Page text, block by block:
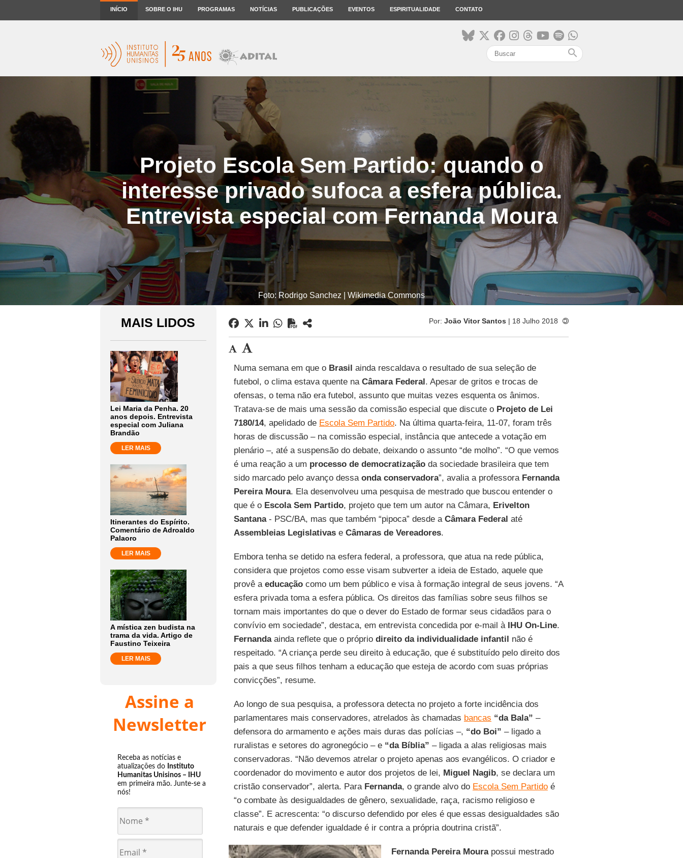
INÍCIO SOBRE O IHU PROGRAMAS NOTÍCIAS PUBLICAÇÕES EVENTOS ESPIRITUALIDADE CONTATO
search
Projeto Escola Sem Partido: quando o
interesse privado sufoca a esfera pública.
Entrevista especial com Fernanda Moura
Foto: Rodrigo Sanchez | Wikimedia Commons
MAIS LIDOS
Lei Maria da Penha. 20
anos depois. Entrevista
especial com Juliana
Brandão
LER MAIS
Itinerantes do Espírito.
Comentário de Adroaldo
Palaoro
LER MAIS
A mística zen budista na
trama da vida. Artigo de
Faustino Teixeira
LER MAIS
Assine a
Newsletter
Receba as notícias e
atualizações do Instituto
Humanitas Unisinos – IHU
em primeira mão. Junte-se a
nós!
Por: João Vitor Santos | 18 Julho 2018
Numa semana em que o Brasil ainda rescaldava o resultado de sua seleção de
futebol, o clima estava quente na Câmara Federal. Apesar de gritos e trocas de
ofensas, o tema não era futebol, assunto que muitas vezes esquenta os ânimos.
Tratava-se de mais uma sessão da comissão especial que discute o Projeto de Lei
7180/14, apelidado de Escola Sem Partido. Na última quarta-feira, 11-07, foram três
horas de discussão – na comissão especial, instância que antecede a votação em
plenário –, até a suspensão do debate, deixando o assunto “de molho”. “O que vemos
é uma reação a um processo de democratizaçãoda sociedade brasileira que tem
sido marcado pelo avanço dessa onda conservadora”, avalia a professora Fernanda
Pereira Moura. Ela desenvolveu uma pesquisa de mestrado que buscou entender o
que é o Escola Sem Partido, projeto que tem um autor na Câmara, Erivelton
Santana- PSC/BA, mas que também “pipoca” desde a Câmara Federal até
Assembleias Legislativase Câmaras de Vereadores.
Embora tenha se detido na esfera federal, a professora, que atua na rede pública,
considera que projetos como esse visam subverter a ideia de Estado, aquele que
provê a educaçãocomo um bem público e visa à formação integral de seus jovens. “A
esfera privada toma a esfera pública. Os direitos das famílias sobre seus filhos se
tornam mais importantes do que o dever do Estado de formar seus cidadãos para o
convívio em sociedade”, destaca, em entrevista concedida por e-mail à IHU On-Line.
Fernandaainda reflete que o próprio direito da individualidade infantil não é
respeitado. “A criança perde seu direito à educação, que é substituído pelo direito dos
pais a que seus filhos tenham a educação que esteja de acordo com suas próprias
convicções”, resume.
Ao longo de sua pesquisa, a professora detecta no projeto a forte incidência dos
parlamentares mais conservadores, atrelados às chamadas bancas “da Bala” –
defensora do armamento e ações mais duras das polícias –, “do Boi” – ligado a
ruralistas e setores do agronegócio – e “da Bíblia” – ligada a alas religiosas mais
conservadoras. “Não devemos atrelar o projeto apenas aos evangélicos. O criador e
coordenador do movimento e autor dos projetos de lei, Miguel Nagib, se declara um
cristão conservador”, alerta. Para Fernanda, o grande alvo do Escola Sem Partidoé
“o combate às desigualdades de gênero, sexualidade, raça, racismo religioso e
classe”. E acrescenta: “o discurso defendido por eles é que essas desigualdades são
naturais e que defender igualdade é ir contra a própria doutrina cristã”.
Fernanda Pereira Mourapossui mestrado